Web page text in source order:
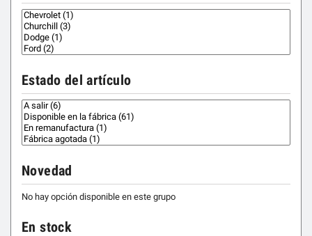
Estado del artículo
Novedad
No hay opción disponible en este grupo
En stock